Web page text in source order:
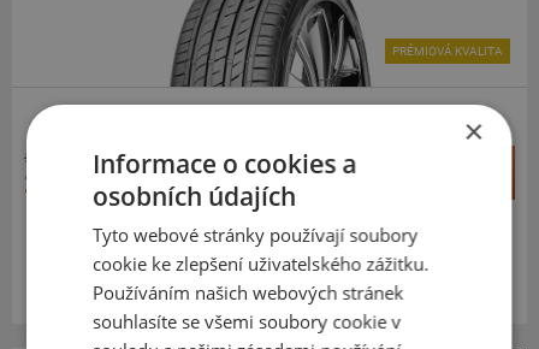
PRÉMIOVÁ KVALITA
5 040 Kč
2 967 Kč
SKLADEM Expedujeme do 2 dnů
Na prodejně v Opavě do 2 dnů.
Centrální sklad 20 ks.
×
Informace o cookies a
osobních údajích
Tyto webové stránky používají soubory
cookie ke zlepšení uživatelského zážitku.
Používáním našich webových stránek
souhlasíte se všemi soubory cookie v